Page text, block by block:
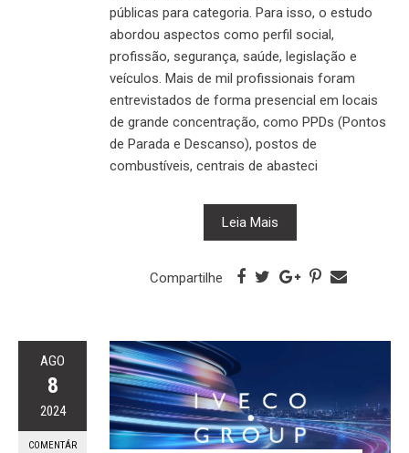
públicas para categoria. Para isso, o estudo
abordou aspectos como perfil social,
profissão, segurança, saúde, legislação e
veículos. Mais de mil profissionais foram
entrevistados de forma presencial em locais
de grande concentração, como PPDs (Pontos
de Parada e Descanso), postos de
combustíveis, centrais de abasteci
Leia Mais
Compartilhe
AGO
8
2024
COMENTÁR